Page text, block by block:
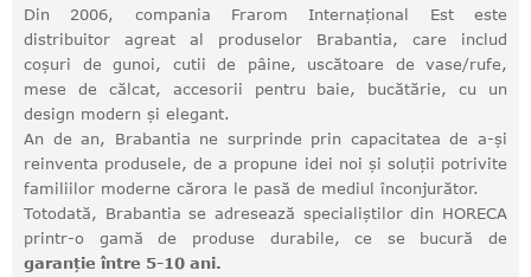
Din 2006, compania Frarom Internațional Est este
distribuitor agreat al produselor Brabantia, care includ
coșuri de gunoi, cutii de pâine, uscătoare de vase/rufe,
mese de călcat, accesorii pentru baie, bucătărie, cu un
design modern și elegant.
An de an, Brabantia ne surprinde prin capacitatea de a-și
reinventa produsele, de a propune idei noi și soluții potrivite
familiilor moderne cărora le pasă de mediul înconjurător.
Totodată, Brabantia se adresează specialiștilor din HORECA
printr-o gamă de produse durabile, ce se bucură de
garanție între 5-10 ani.